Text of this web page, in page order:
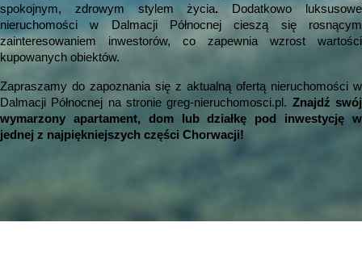
spokojnym, zdrowym stylem życia. Dodatkowo luksusowe
nieruchomości w Dalmacji Północnej cieszą się rosnącym
zainteresowaniem inwestorów, co zapewnia wzrost wartości
kupowanych obiektów.
Zapraszamy do zapoznania się z aktualną ofertą nieruchomości w
Dalmacji Północnej na stronie greg-nieruchomosci.pl. Znajdź swój
wymarzony apartament, dom lub działkę pod inwestycję w
jednej z najpiękniejszych części Chorwacji!